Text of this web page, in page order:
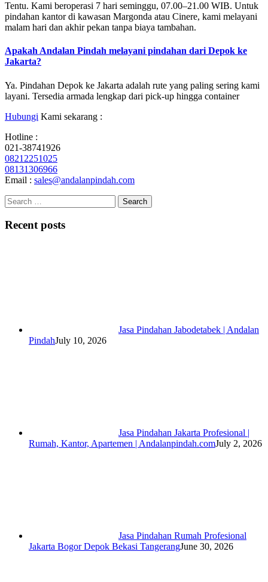
Tentu. Kami beroperasi 7 hari seminggu, 07.00–21.00 WIB. Untuk
pindahan kantor di kawasan Margonda atau Cinere, kami melayani
malam hari dan akhir pekan tanpa biaya tambahan.
Apakah Andalan Pindah melayani pindahan dari Depok ke
Jakarta?
Ya. Pindahan Depok ke Jakarta adalah rute yang paling sering kami
layani. Tersedia armada lengkap dari pick-up hingga container
Hubungi Kami sekarang :
Hotline :
021-38741926
08212251025
08131306966
Email : sales@andalanpindah.com
Search
for:
Recent posts
Jasa Pindahan Jabodetabek | Andalan
PindahJuly 10, 2026
Jasa Pindahan Jakarta Profesional |
Rumah, Kantor, Apartemen | Andalanpindah.comJuly 2, 2026
Jasa Pindahan Rumah Profesional
Jakarta Bogor Depok Bekasi TangerangJune 30, 2026